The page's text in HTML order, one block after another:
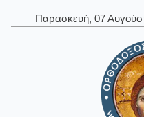
Παρασκευή, 07